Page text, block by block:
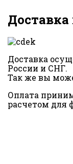
Доставка
Доставка
России и СНГ.
Так же вы
Оплата
расчетом для